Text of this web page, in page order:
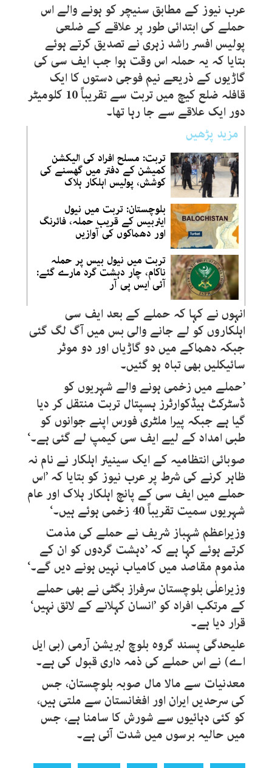
عرب نیوز کے مطابق سنیچر کو ہونے والے اس
حملے کی ابتدائی طور پر علاقے کے ضلعی
پولیس افسر راشد زہری نے تصدیق کرتے ہوئے
بتایا کہ یہ حملہ اس وقت ہوا جب ایف سی کی
گاڑیوں کے ذریعے نیم فوجی دستوں کا ایک
قافلہ ضلع کیچ میں تربت سے تقریباً 10 کلومیٹر
دور ایک علاقے سے جا رہا تھا۔
مزید پڑھیں
تربت: مسلح افراد کی الیکشن
کمیشن کے دفتر میں گھسنے کی
کوشش، پولیس اہلکار ہلاک
بلوچستان: تربت میں نیول
ایئربیس کے قریب حملہ، فائرنگ
اور دھماکوں کی آوازیں
تربت میں نیول بیس پر حملہ
ناکام، چار دہشت گرد مارے گئے:
آئی ایس پی آر
انہوں نے کہا کہ حملے کے بعد ایف سی
اہلکاروں کو لے جانے والی بس میں آگ لگ گئی
جبکہ دھماکے میں دو گاڑیاں اور دو موٹر
سائیکلیں بھی تباہ ہو گئیں۔
’حملے میں زخمی ہونے والے شہریوں کو
ڈسٹرکٹ ہیڈکوارٹرز ہسپتال تربت منتقل کر دیا
گیا ہے جبکہ پیرا ملٹری فورس اپنے جوانوں کو
طبی امداد کے لیے ایف سی کیمپ لے گئی ہے۔‘
صوبائی انتظامیہ کے ایک سینیئر اہلکار نے نام نہ
ظاہر کرنے کی شرط پر عرب نیوز کو بتایا کہ ’اس
حملے میں ایف سی کے پانچ اہلکار ہلاک اور عام
شہریوں سمیت تقریباً 40 زخمی ہوئے ہیں۔‘
وزیراعظم شہباز شریف نے حملے کی مذمت
کرتے ہوئے کہا ہے کہ ’دہشت گردوں کو ان کے
مذموم مقاصد میں کامیاب نہیں ہونے دیں گے۔‘
وزیراعلٰی بلوچستان سرفراز بگٹی نے بھی حملے
کے مرتکب افراد کو ’انسان کہلانے کے لائق نہیں‘
قرار دیا ہے۔
علیحدگی پسند گروہ بلوچ لبریشن آرمی (بی ایل
اے) نے اس حملے کی ذمہ داری قبول کی ہے۔
معدنیات سے مالا مال صوبہ بلوچستان، جس
کی سرحدیں ایران اور افغانستان سے ملتی ہیں،
کو کئی دہائیوں سے شورش کا سامنا ہے، جس
میں حالیہ برسوں میں شدت آئی ہے۔